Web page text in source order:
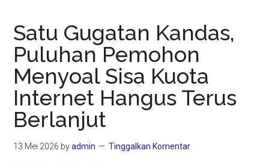
Satu Gugatan Kandas,
Puluhan Pemohon
Menyoal Sisa Kuota
Internet Hangus Terus
Berlanjut
13 Mei 2026 byadmin Tinggalkan Komentar